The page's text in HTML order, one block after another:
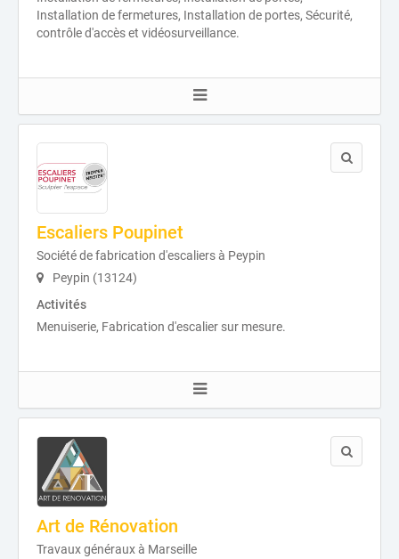
Installation de fermetures, Installation de portes, Sécurité,
contrôle d'accès et vidéosurveillance.
Escaliers Poupinet
Société de fabrication d'escaliers à Peypin
Peypin (13124)
Activités
Menuiserie, Fabrication d'escalier sur mesure.
Art de Rénovation
Travaux généraux à Marseille